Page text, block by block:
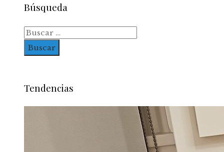
Búsqueda
Buscar:
Tendencias